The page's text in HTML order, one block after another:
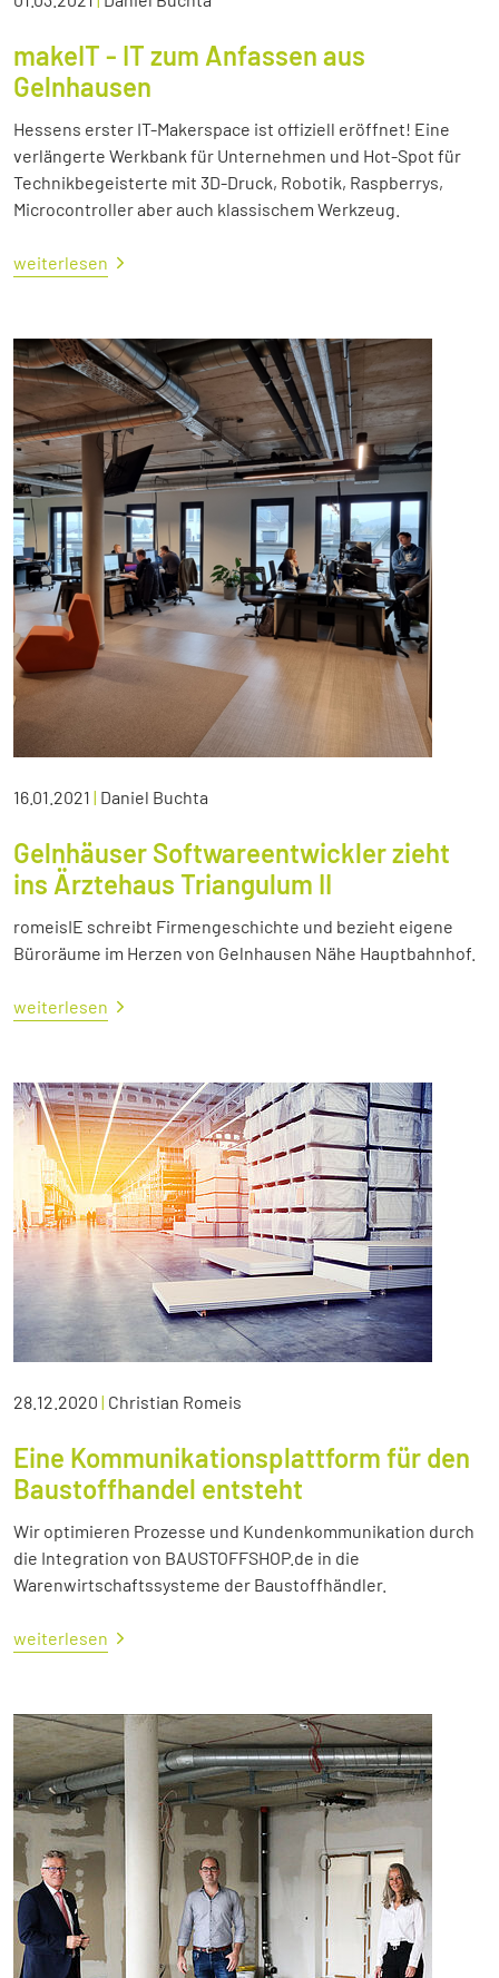
makeIT - IT zum Anfassen aus
Gelnhausen
Hessens erster IT-Makerspace ist offiziell eröffnet! Eine
verlängerte Werkbank für Unternehmen und Hot-Spot für
Technikbegeisterte mit 3D-Druck, Robotik, Raspberrys,
Microcontroller aber auch klassischem Werkzeug.
weiterlesen
16.01.2021 | Daniel Buchta
Gelnhäuser Softwareentwickler zieht
ins Ärztehaus Triangulum II
romeisIE schreibt Firmengeschichte und bezieht eigene
Büroräume im Herzen von Gelnhausen Nähe Hauptbahnhof.
weiterlesen
28.12.2020 | Christian Romeis
Eine Kommunikationsplattform für den
Baustoffhandel entsteht
Wir optimieren Prozesse und Kundenkommunikation durch
die Integration von BAUSTOFFSHOP.de in die
Warenwirtschaftssysteme der Baustoffhändler.
weiterlesen